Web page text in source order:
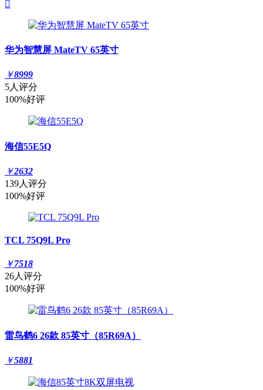

华为智慧屏 MateTV 65英寸
￥8999
5人评分
100%好评
海信55E5Q
￥2632
139人评分
100%好评
TCL 75Q9L Pro
￥7518
26人评分
100%好评
雷鸟鹤6 26款 85英寸（85R69A）
￥5881